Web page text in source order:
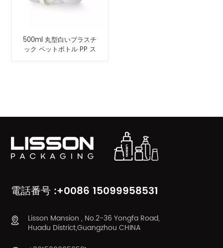
500ml 丸型白いプラスチ
ック ペットボトル PP ス
プレー ポンプ付き
電話番号 :+0086 15099958531
Lisson Mansion , No.2-36 Yongfa Road,
Huadu District,Guangzhou CHINA